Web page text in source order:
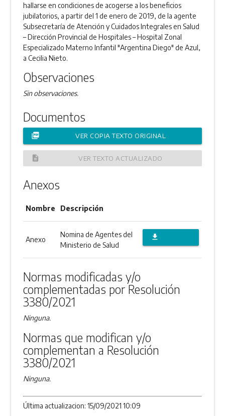
hallarse en condiciones de acogerse a los beneficios
jubilatorios, a partir del 1 de enero de 2019, de la agente
Subsecretaría de Atención y Cuidados Integrales en Salud
– Dirección Provincial de Hospitales – Hospital Zonal
Especializado Materno Infantil "Argentina Diego" de Azul,
a Cecilia Nieto.
Observaciones
Sin observaciones.
Documentos
picture_as_pdf VER COPIA TEXTO ORIGINAL
description VER TEXTO ACTUALIZADO
Anexos
Nombre Descripción
Anexo
Nomina de Agentes del
Ministerio de Salud
file_download
Normas modificadas y/o
complementadas por Resolución
3380/2021
Ninguna.
Normas que modifican y/o
complementan a Resolución
3380/2021
Ninguna.
Última actualizacion: 15/09/2021 10:09